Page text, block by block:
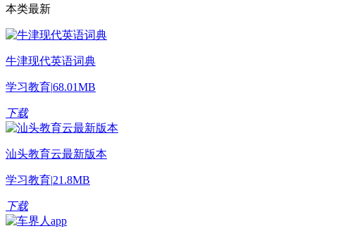
本类最新
牛津现代英语词典
学习教育|68.01MB
下载
汕头教育云最新版本
学习教育|21.8MB
下载